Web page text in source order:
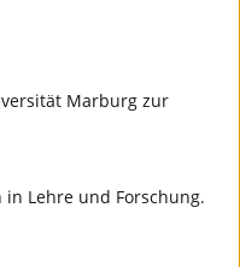
Marburg zur
Lehre und Forschung.